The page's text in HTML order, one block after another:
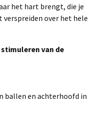
het hart brengt, die je
over het hele
van de
ballen en achterhoofd in